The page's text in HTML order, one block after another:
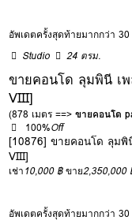
อัพเดตครั้งสุดท้ายมากกว่า
Studio
24 ตรม.
ขายคอนโด ลุมพินี เพ
VIII]
(878 เมตร ==>ขายคอนโด
100%Off
[10876] ขายคอนโด ลุมพิ
VIII]
เช่า10,000 ฿ ขาย2,350,000
อัพเดตครั้งสุดท้ายมากกว่า